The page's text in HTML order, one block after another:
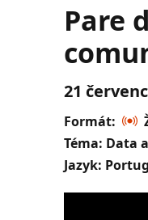
Pare
21
Formát:
Téma: Data
Jazyk: